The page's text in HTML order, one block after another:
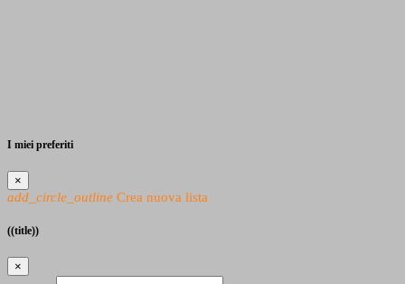
I miei preferiti
×
add_circle_outline Crea nuova lista
((title))
×